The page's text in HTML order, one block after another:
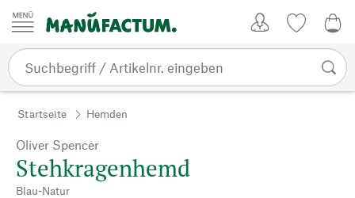
Zum Inhalt springen
Startseite Hemden
Oliver Spencer
Stehkragenhemd
Blau-Natur